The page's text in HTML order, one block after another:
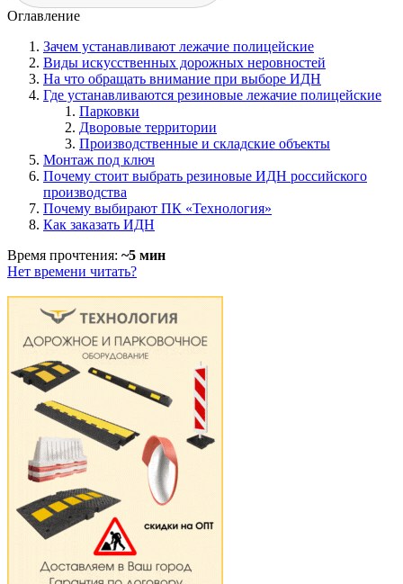
Оглавление
Зачем устанавливают лежачие полицейские
Виды искусственных дорожных неровностей
На что обращать внимание при выборе ИДН
Где устанавливаются резиновые лежачие полицейские
Парковки
Дворовые территории
Производственные и складские объекты
Монтаж под ключ
Почему стоит выбрать резиновые ИДН российского
производства
Почему выбирают ПК «Технология»
Как заказать ИДН
Время прочтения: ~5 мин
Нет времени читать?